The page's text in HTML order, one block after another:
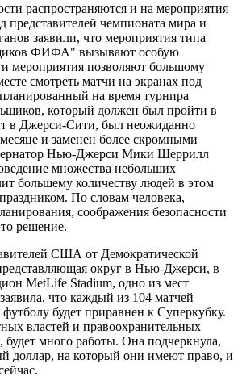
распространяются и на мероприятия
представителей чемпионата мира и
заявили, что мероприятия типа
ФИФА" вызывают особую
мероприятия позволяют большому
смотреть матчи на экранах под
на время турнира
который должен был пройти в
в Джерси-Сити, был неожиданно
и заменен более скромными
Нью-Джерси Мики Шеррилл
множества небольших
большему количеству людей в этом
По словам человека,
соображения безопасности
решение.
США от Демократической
округ в Нью-Джерси, в
MetLife Stadium, одно из мест
что каждый из 104 матчей
будет приравнен к Суперкубку.
властей и правоохранительных
будет много работы. Она подчеркнула,
доллар, на который они имеют право, и